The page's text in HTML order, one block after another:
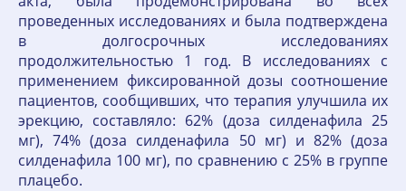
проведенных исследованиях и была подтверждена
в долгосрочных исследованиях
продолжительностью 1 год. В исследованиях с
применением фиксированной дозы соотношение
пациентов, сообщивших, что терапия улучшила их
эрекцию, составляло: 62% (доза силденафила 25
мг), 74% (доза силденафила 50 мг) и 82% (доза
силденафила 100 мг), по сравнению с 25% в группе
плацебо.